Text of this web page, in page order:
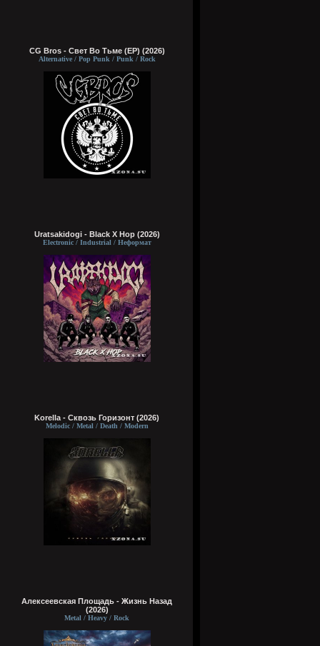
CG Bros - Свет Во Тьме (EP) (2026)
Alternative / Pop Punk / Punk / Rock
Uratsakidogi - Black X Hop (2026)
Electronic / Industrial / Неформат
Korella - Сквозь Горизонт (2026)
Melodic / Metal / Death / Modern
Алексеевская Площадь - Жизнь Назад
(2026)
Metal / Heavy / Rock